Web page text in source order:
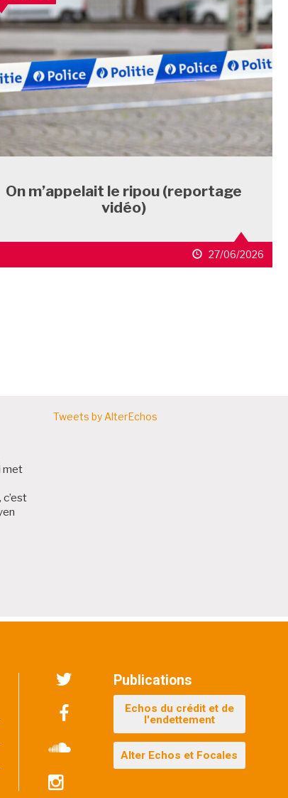
On m’appelait le ripou (reportage
vidéo)
27/06/2026
met
Tweets by AlterEchos
Facebook
Instagram
Publications
Echos du crédit et de
l'endettement
Alter Echos et Focales